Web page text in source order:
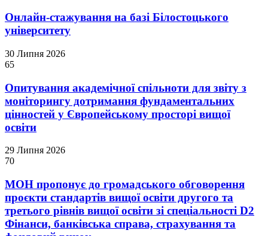
Онлайн-стажування на базі Білостоцького
університету
30 Липня 2026
65
Опитування академічної спільноти для звіту з
моніторингу дотримання фундаментальних
цінностей у Європейському просторі вищої
освіти
29 Липня 2026
70
МОН пропонує до громадського обговорення
проєкти стандартів вищої освіти другого та
третього рівнів вищої освіти зі спеціальності D2
Фінанси, банківська справа, страхування та